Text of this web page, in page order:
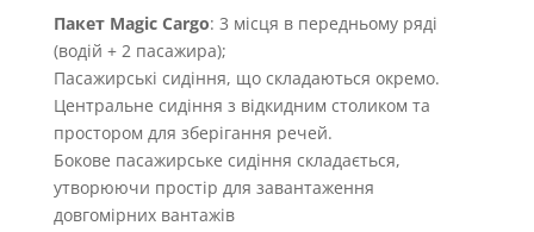
Пакет Magic Cargo: 3 місця в передньому ряді
(водій + 2 пасажира);
Пасажирські сидіння, що складаються окремо.
Центральне сидіння з відкидним столиком та
простором для зберігання речей.
Бокове пасажирське сидіння складається,
утворюючи простір для завантаження
довгомірних вантажів